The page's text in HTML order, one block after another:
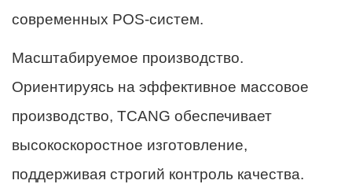
современных POS-систем.
Масштабируемое производство.
Ориентируясь на эффективное массовое
производство, TCANG обеспечивает
высокоскоростное изготовление,
поддерживая строгий контроль качества.